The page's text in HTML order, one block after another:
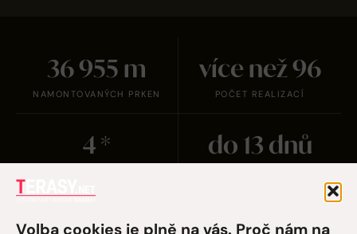
Volba cookies je plně na vás. Proč nám na
38 231m
NAMONTOVANÝCH PRKEN
více než100
POČET REALIZACÍ
5* do 14 dnů